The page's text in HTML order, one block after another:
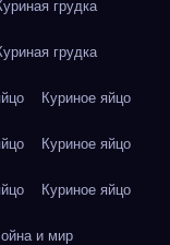
грудка
грудка
Куриное яйцо
Куриное яйцо
Куриное яйцо
и мир